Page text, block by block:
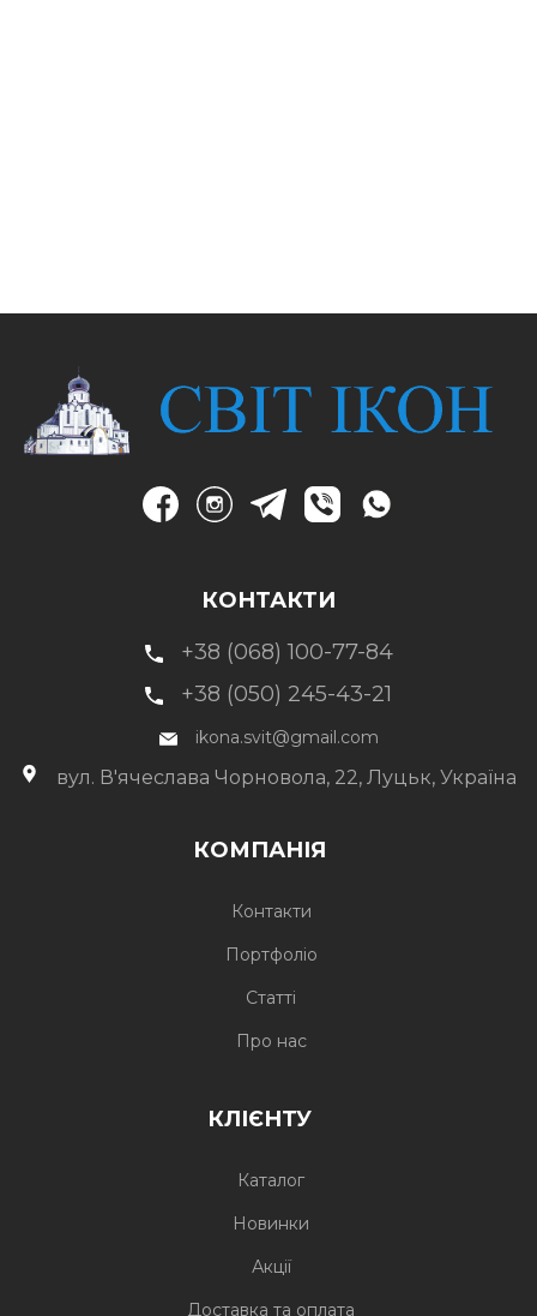
КОМПАНІЯ
Контакти
Портфоліо
Статті
Про нас
КЛІЄНТУ
Каталог
Новинки
Акції
Доставка та оплата
КОНТАКТИ
+38 (068) 100-77-84
+38 (050) 245-43-21
ikona.svit@gmail.com
вул. В'ячеслава Чорновола, 22, Луцьк, Україна